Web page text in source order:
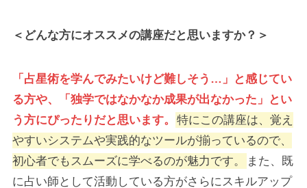
＜どんな方にオススメの講座だと思いますか？＞
「占星術を学んでみたいけど難しそう…」と感じてい
る方や、「独学ではなかなか成果が出なかった」とい
う方にぴったりだと思います。
特にこの講座は、覚え
やすいシステムや実践的なツールが揃っているので、
初心者でもスムーズに学べるのが魅力です。
また、既
に占い師として活動している方がさらにスキルアップ